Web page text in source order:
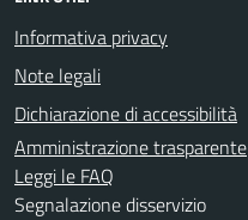
Informativa privacy
Note legali
Dichiarazione di accessibilità
Amministrazione trasparente
Leggi le FAQ
Segnalazione disservizio